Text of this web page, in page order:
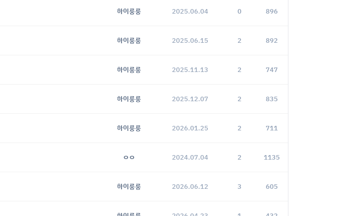
하이룽룽 2025.06.04 0 896
하이룽룽 2025.06.15 2 892
하이룽룽 2025.11.13 2 747
하이룽룽 2025.12.07 2 835
하이룽룽 2026.01.25 2 711
ㅇㅇ 2024.07.04 2 1135
하이룽룽 2026.06.12 3 605